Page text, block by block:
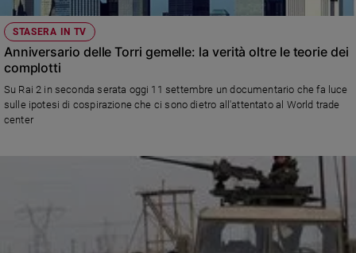
STASERA IN TV
Anniversario delle Torri gemelle: la verità oltre le teorie dei
complotti
Su Rai 2 in seconda serata oggi 11 settembre un documentario che fa luce
sulle ipotesi di cospirazione che ci sono dietro all'attentato al World trade
center